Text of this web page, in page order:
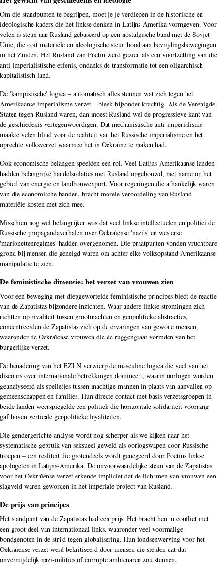
Om die standpunten te begrijpen, moet je je verdiepen in de historische en
ideologische kaders die het linkse denken in Latijns-Amerika vormgeven. Voor
velen is steun aan Rusland gebaseerd op een nostalgische band met de Sovjet-
Unie, die ooit materiële en ideologische steun bood aan bevrijdingsbewegingen
in het Zuiden. Het Rusland van Poetin werd gezien als een voortzetting van die
anti-imperialistische erfenis, ondanks de transformatie tot een oligarchisch
kapitalistisch land.
De 'kampistische' logica – automatisch alles steunen wat zich tegen het
Amerikaanse imperialisme verzet – bleek bijzonder krachtig. Als de Verenigde
Staten tegen Rusland waren, dan moest Rusland wel de progressieve kant van
de geschiedenis vertegenwoordigen. Dat mechanistische anti-imperialisme
maakte velen blind voor de realiteit van het Russische imperialisme en het
oprechte volksverzet waarmee het in Oekraïne te maken had.
Ook economische belangen speelden een rol. Veel Latijns-Amerikaanse landen
hadden belangrijke handelsrelaties met Rusland opgebouwd, met name op het
gebied van energie en landbouwexport. Voor regeringen die afhankelijk waren
van die economische banden, bracht morele veroordeling van Rusland
materiële kosten met zich mee.
Misschien nog wel belangrijker was dat veel linkse intellectuelen en politici de
Russische propagandaverhalen over Oekraïense 'nazi's' en westerse
'marionettenregimes' hadden overgenomen. Die praatpunten vonden vruchtbare
grond bij mensen die geneigd waren om achter elke volksopstand Amerikaanse
manipulatie te zien.
De feministische dimensie: het verzet van vrouwen zien
Voor een beweging met diepgewortelde feministische principes biedt de reactie
van de Zapatistas bijzondere inzichten. Waar andere linkse stromingen zich
richtten op rivaliteit tussen grootmachten en geopolitieke abstracties,
concentreerden de Zapatistas zich op de ervaringen van gewone mensen,
waaronder de Oekraïense vrouwen die de ruggengraat vormden van het
burgerlijke verzet.
De benadering van het EZLN verwierp de masculine logica die veel van het
discours over internationale betrekkingen domineert, waarin oorlogen worden
geanalyseerd als spelletjes tussen machtige mannen in plaats van aanvallen op
gemeenschappen en families. Hun directe contact met basis verzetsgroepen in
beide landen weerspiegelde een politiek die horizontale solidariteit voorrang
gaf boven verticale geopolitieke loyaliteiten.
Die gendergerichte analyse wordt nog scherper als we kijken naar het
systematische gebruik van seksueel geweld als oorlogswapen door Russische
troepen – een realiteit die grotendeels wordt genegeerd door Poetins linkse
apologeten in Latijns-Amerika. De onvoorwaardelijke steun van de Zapatistas
voor het Oekraïense verzet erkende impliciet dat de lichamen van vrouwen een
slagveld waren geworden in het imperiale project van Rusland.
De prijs van principes
Het standpunt van de Zapatistas had een prijs. Het bracht hen in conflict met
een groot deel van internationaal links, waaronder veel voormalige
bondgenoten in de strijd tegen globalisering. Hun fondsenwerving voor het
Oekraïense verzet werd bekritiseerd door mensen die stelden dat dat
onvermijdelijk nazi-milities of corrupte ambtenaren zou steunen.